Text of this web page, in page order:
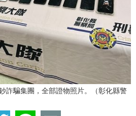
詐騙集團，全部證物照片。（彰化縣警